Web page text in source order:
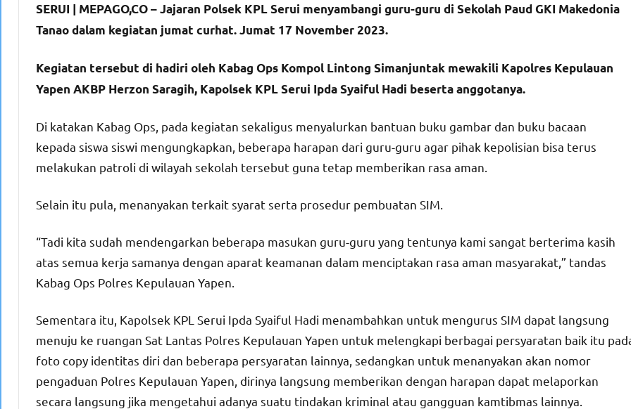
SERUI | MEPAGO,CO – Jajaran Polsek KPL Serui menyambangi guru-guru di Sekolah Paud GKI Makedonia
Tanao dalam kegiatan jumat curhat. Jumat 17 November 2023.
Kegiatan tersebut di hadiri oleh Kabag Ops Kompol Lintong Simanjuntak mewakili Kapolres Kepulauan
Yapen AKBP Herzon Saragih, Kapolsek KPL Serui Ipda Syaiful Hadi beserta anggotanya.
Di katakan Kabag Ops, pada kegiatan sekaligus menyalurkan bantuan buku gambar dan buku bacaan
kepada siswa siswi mengungkapkan, beberapa harapan dari guru-guru agar pihak kepolisian bisa terus
melakukan patroli di wilayah sekolah tersebut guna tetap memberikan rasa aman.
Selain itu pula, menanyakan terkait syarat serta prosedur pembuatan SIM.
“Tadi kita sudah mendengarkan beberapa masukan guru-guru yang tentunya kami sangat berterima kasih
atas semua kerja samanya dengan aparat keamanan dalam menciptakan rasa aman masyarakat,” tandas
Kabag Ops Polres Kepulauan Yapen.
Sementara itu, Kapolsek KPL Serui Ipda Syaiful Hadi menambahkan untuk mengurus SIM dapat langsung
menuju ke ruangan Sat Lantas Polres Kepulauan Yapen untuk melengkapi berbagai persyaratan baik itu
foto copy identitas diri dan beberapa persyaratan lainnya, sedangkan untuk menanyakan akan nomor
pengaduan Polres Kepulauan Yapen, dirinya langsung memberikan dengan harapan dapat melaporkan
secara langsung jika mengetahui adanya suatu tindakan kriminal atau gangguan kamtibmas lainnya.